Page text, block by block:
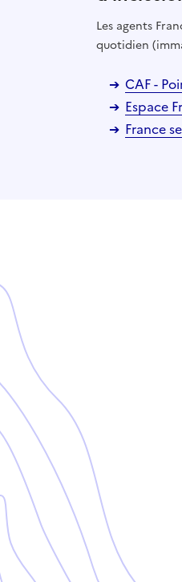
Les agents
quotidien
CAF -
Espace
France